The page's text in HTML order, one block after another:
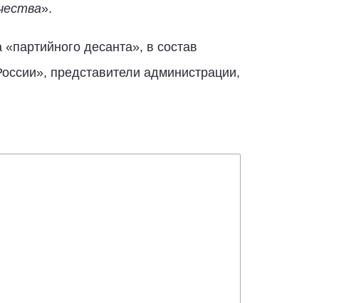
».
десанта», в состав
представители администрации,